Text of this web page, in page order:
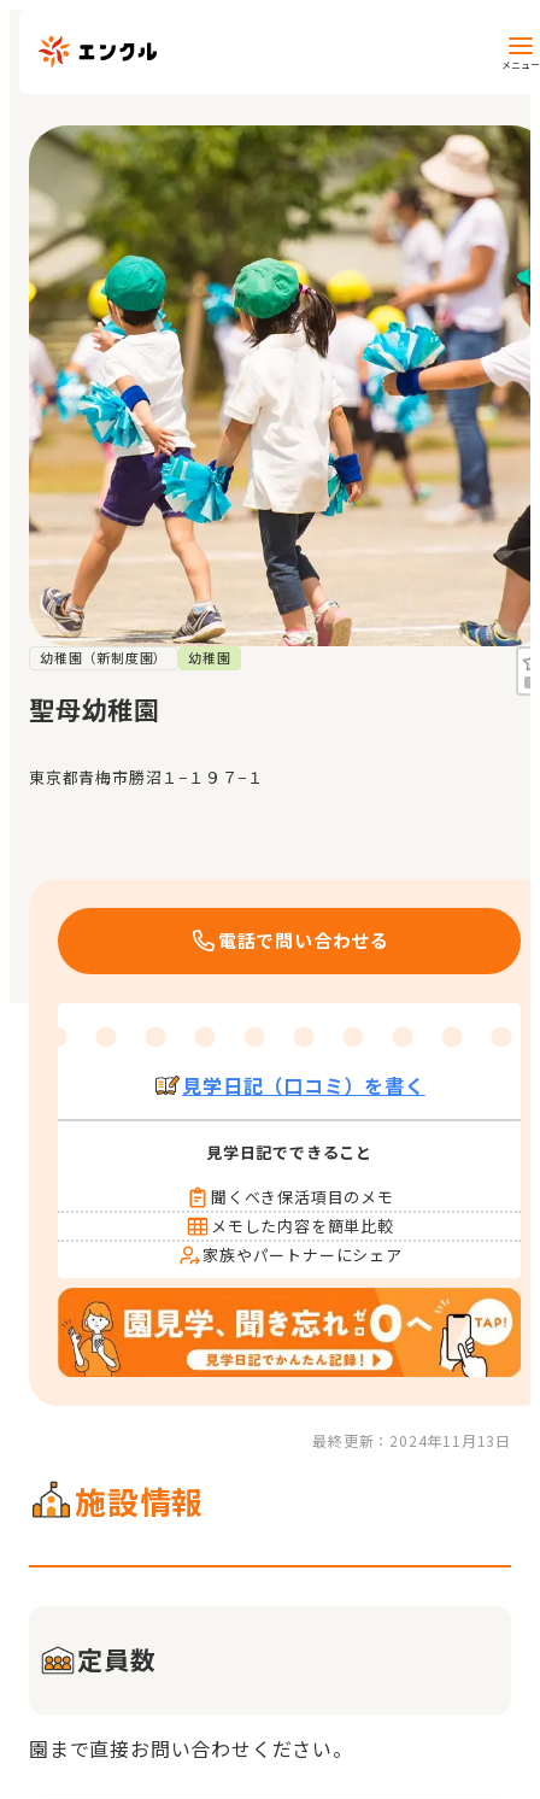
メニュー
保育園・幼稚園を探す
地図から探す
地域から探す
マイページ
閲覧履歴
お気に入り
見学日記
メッセージ
おすすめの園
エンクルの特徴と活用方法
幼稚園（新制度園） 幼稚園
聖母幼稚園
東京都青梅市勝沼１−１９７−１
電話で問い合わせる
見学日記（口コミ）を書く
見学日記でできること
聞くべき保活項目のメモ
メモした内容を簡単比較
家族やパートナーにシェア
最終更新：2024年11月13日
施設情報
定員数
園まで直接お問い合わせください。